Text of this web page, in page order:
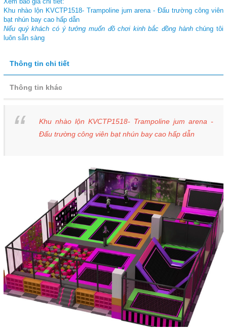
Khu nhào lộn KVCTP1518- Trampoline jum arena - Đấu trường công viên
bạt nhún bay cao hấp dẫn
Nếu quý khách có ý tưởng muốn đồ chơi kinh bắc đồng hànhchúng tôi
luôn sẵn sàng
Thông tin chi tiết
Thông tin khác
Khu nhào lộn KVCTP1518- Trampoline jum arena -
Đấu trường công viên bạt nhún bay cao hấp dẫn